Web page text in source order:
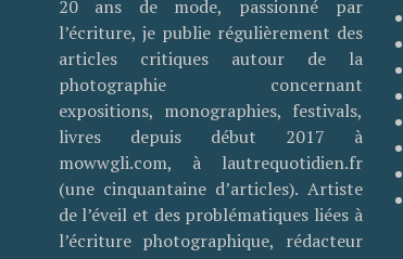
20 ans de mode, passionné par
l’écriture, je publie régulièrement des
articles critiques autour de la
photographie concernant
expositions, monographies, festivals,
livres depuis début 2017 à
mowwgli.com, à lautrequotidien.fr
(une cinquantaine d’articles). Artiste
de l’éveil et des problématiques liées à
l’écriture photographique, rédacteur